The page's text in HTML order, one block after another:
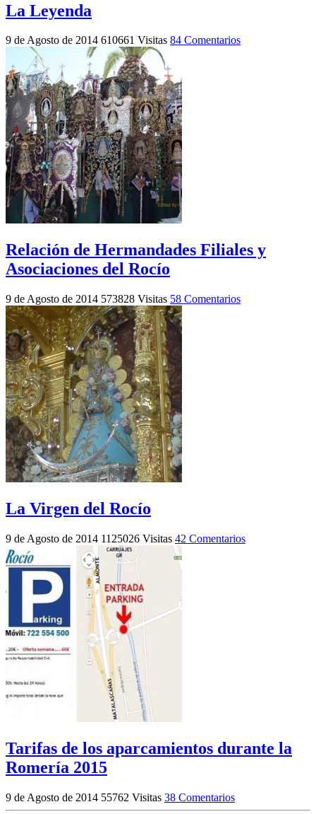
La Leyenda
9 de Agosto de 2014 610661 Visitas 84 Comentarios
Relación de Hermandades Filiales y
Asociaciones del Rocío
9 de Agosto de 2014 573828 Visitas 58 Comentarios
La Virgen del Rocío
9 de Agosto de 2014 1125026 Visitas 42 Comentarios
Tarifas de los aparcamientos durante la
Romería 2015
9 de Agosto de 2014 55762 Visitas 38 Comentarios